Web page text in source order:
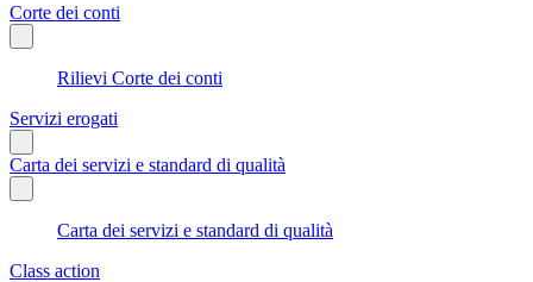
Corte dei conti
Rilievi Corte dei conti
Servizi erogati
Carta dei servizi e standard di qualità
Carta dei servizi e standard di qualità
Class action